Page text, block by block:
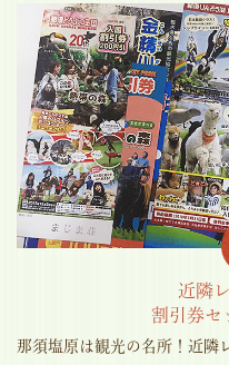
近隣
割引券セ
那須塩原は観光の名所！近隣